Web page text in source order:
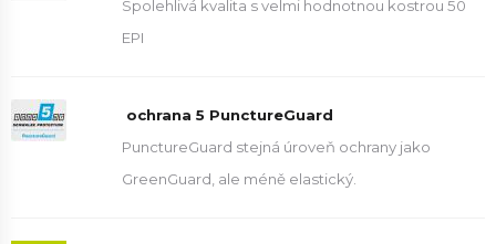
Spolehlivá kvalita s velmi hodnotnou kostrou 50
EPI
ochrana 5 PunctureGuard
PunctureGuard stejná úroveň ochrany jako
GreenGuard, ale méně elastický.